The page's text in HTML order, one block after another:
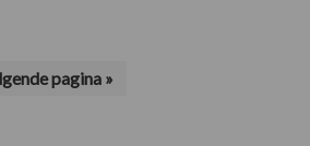
pagina »